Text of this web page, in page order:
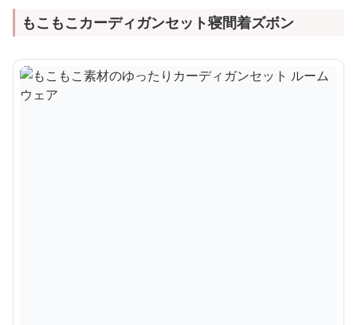
もこもこカーディガンセット寝間着ズボン